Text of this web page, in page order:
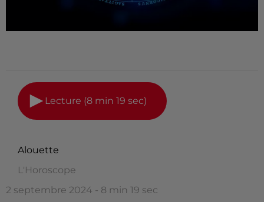
Lecture (8 min 19 sec)
Alouette
L'Horoscope
2 septembre 2024 - 8 min 19 sec